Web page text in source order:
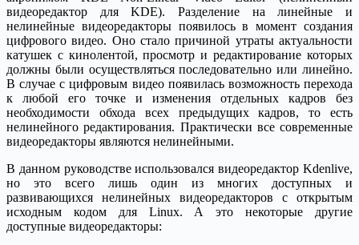
видеоредактор для KDE). Разделение на линейные и
нелинейные видеоредакторы появилось в момент создания
цифрового видео. Оно стало причиной утраты актуальности
катушек с кинолентой, просмотр и редактирование которых
должны были осуществляться последовательно или линейно.
В случае с цифровым видео появилась возможность перехода
к любой его точке и изменения отдельных кадров без
необходимости обхода всех предыдущих кадров, то есть
нелинейного редактирования. Практически все современные
видеоредакторы являются нелинейными.
В данном руководстве использовался видеоредактор Kdenlive,
но это всего лишь один из многих доступных и
развивающихся нелинейных видеоредакторов с открытым
исходным кодом для Linux. А это некоторые другие
доступные видеоредакторы: